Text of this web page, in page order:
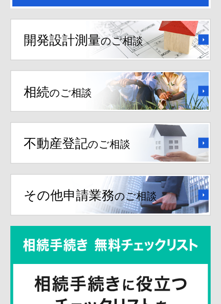
開発設計測量のご相談
相続のご相談
不動産登記のご相談
その他申請業務のご相談